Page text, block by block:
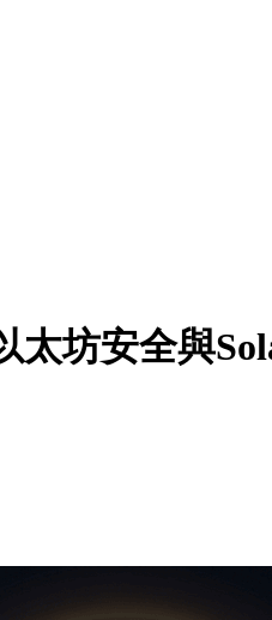
太坊安全與